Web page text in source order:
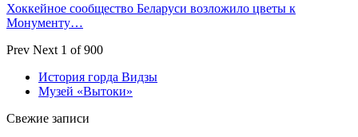
Хоккейное сообщество Беларуси возложило цветы к
Монументу…
Prev Next 1 of 900
История горда Видзы
Музей «Вытоки»
Свежие записи